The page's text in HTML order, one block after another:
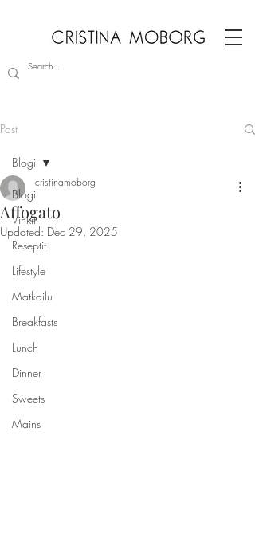
Post
Blogi
Vinkit
Reseptit
Lifestyle
Matkailu
Breakfasts
Lunch
Dinner
Sweets
Mains
Blogi
Affogato
cristinamoborg
Updated: Dec 29, 2025